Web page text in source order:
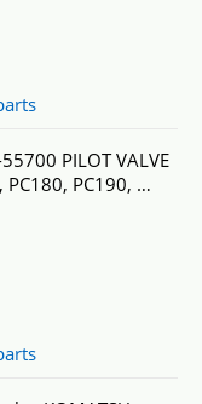
PILOT VALVE
PC180, PC190, …